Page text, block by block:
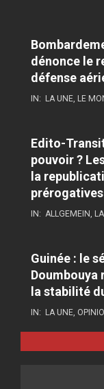
dénonce le
défense
IN: LA UNE, LE
Edito-
pouvoir ?
la
prérogatives
IN: ALLGEMEIN,
Guinée : le
la stabilité
IN: LA UNE,